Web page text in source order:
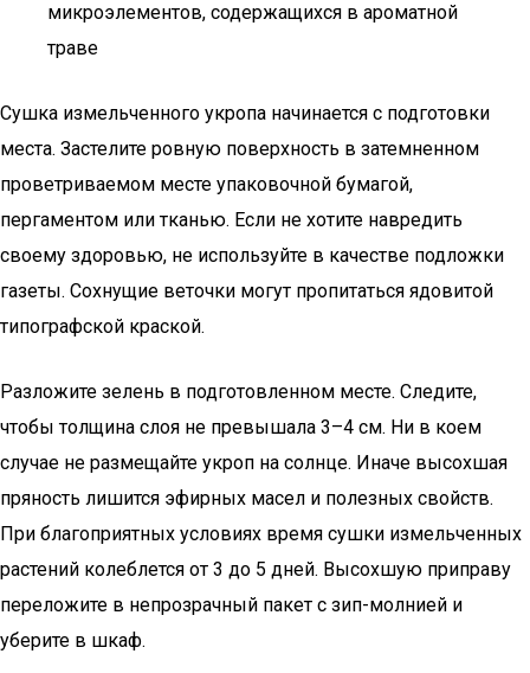
микроэлементов, содержащихся в ароматной
траве
Сушка измельченного укропа начинается с подготовки
места. Застелите ровную поверхность в затемненном
проветриваемом месте упаковочной бумагой,
пергаментом или тканью. Если не хотите навредить
своему здоровью, не используйте в качестве подложки
газеты. Сохнущие веточки могут пропитаться ядовитой
типографской краской.
Разложите зелень в подготовленном месте. Следите,
чтобы толщина слоя не превышала 3–4 см. Ни в коем
случае не размещайте укроп на солнце. Иначе высохшая
пряность лишится эфирных масел и полезных свойств.
При благоприятных условиях время сушки измельченных
растений колеблется от 3 до 5 дней. Высохшую приправу
переложите в непрозрачный пакет с зип-молнией и
уберите в шкаф.